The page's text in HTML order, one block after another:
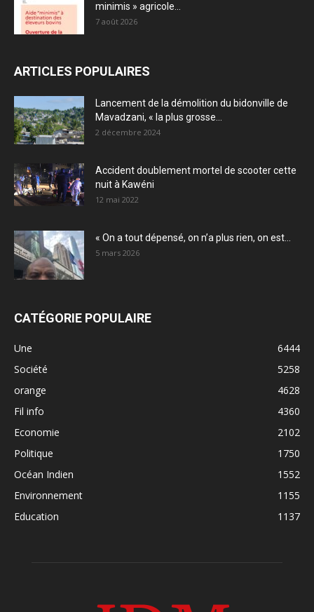
minimis » agricole...
7 août 2026
ARTICLES POPULAIRES
Lancement de la démolition du bidonville de
Mavadzani, « la plus grosse...
2 décembre 2024
Accident doublement mortel de scooter cette
nuit à Kawéni
12 mai 2022
« On a tout dépensé, on n’a plus rien, on est...
5 mars 2026
CATÉGORIE POPULAIRE
Une
6444
Société
5258
orange
4628
Fil info
4360
Economie
2102
Politique
1750
Océan Indien
1552
Environnement
1155
Education
1137